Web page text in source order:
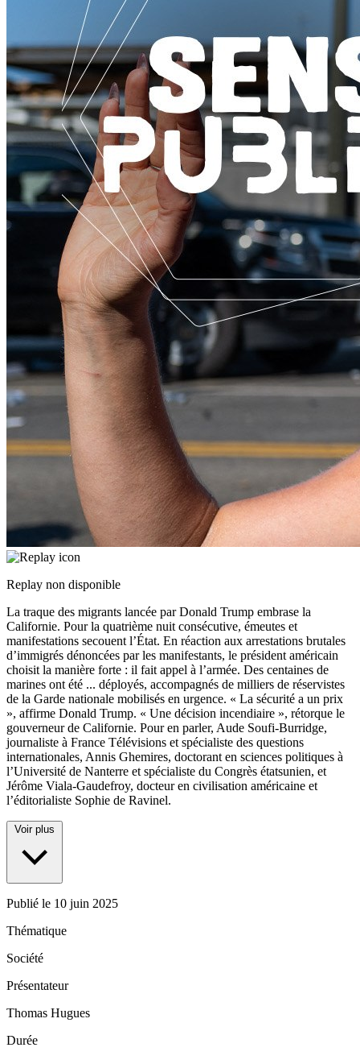
Replay non disponible
La traque des migrants lancée par Donald Trump embrase la
Californie. Pour la quatrième nuit consécutive, émeutes et
manifestations secouent l’État. En réaction aux arrestations brutales
d’immigrés dénoncées par les manifestants, le président américain
choisit la manière forte : il fait appel à l’armée. Des centaines de
marines ont été ... déployés, accompagnés de milliers de réservistes
de la Garde nationale mobilisés en urgence. « La sécurité a un prix
», affirme Donald Trump. « Une décision incendiaire », rétorque le
gouverneur de Californie. Pour en parler, Aude Soufi-Burridge,
journaliste à France Télévisions et spécialiste des questions
internationales, Annis Ghemires, doctorant en sciences politiques à
l’Université de Nanterre et spécialiste du Congrès étatsunien, et
Jérôme Viala-Gaudefroy, docteur en civilisation américaine et
l’éditorialiste Sophie de Ravinel.
Voir plus
Publié le 10 juin 2025
Thématique
Société
Présentateur
Thomas Hugues
Durée